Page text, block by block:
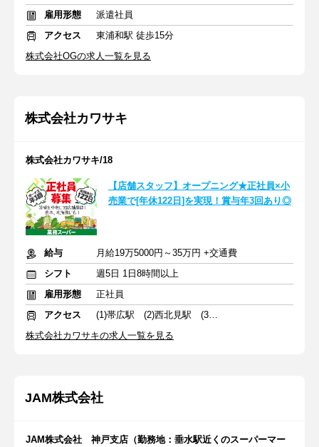
雇用形態
派遣社員
アクセス
東浦和駅 徒歩15分
株式会社OGの求人一覧を見る
株式会社カワサキ
株式会社カワサキ/18
【店舗スタッフ】オープニング★正社員×小
売業で[年休122日]を実現！賞与年3回あり◎
給与
月給19万5000円～35万円 +交通費
シフト
週5日 1日8時間以上
雇用形態
正社員
アクセス
(1)帯広駅 (2)西北見駅 (3)西帯広駅
株式会社カワサキの求人一覧を見る
JAM株式会社
JAM株式会社 神戸支店（勤務地：垂水駅近くのスーパーマー